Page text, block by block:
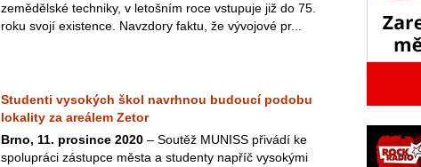
zemědělské techniky, v letošním roce vstupuje již do 75.
roku svojí existence. Navzdory faktu, že vývojové pr...
Studenti vysokých škol navrhnou budoucí podobu
lokality za areálem Zetor
Brno, 11. prosince 2020 – Soutěž MUNISS přivádí ke
spolupráci zástupce města a studenty napříč vysokými